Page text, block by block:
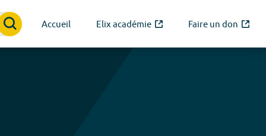
Accueil Elix académie Faire un don